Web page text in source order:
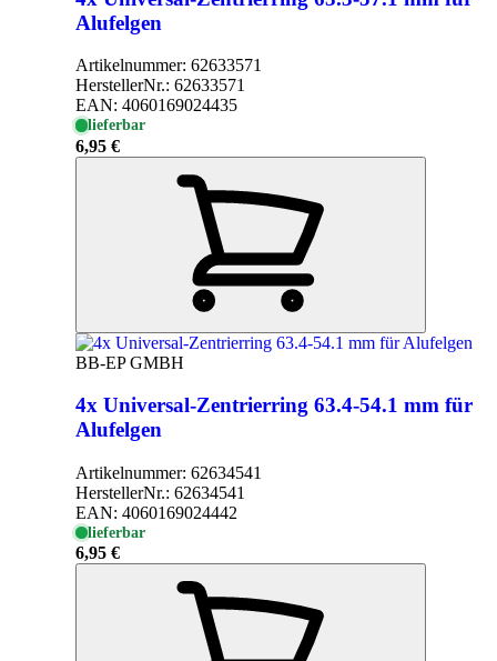
Alufelgen
Artikelnummer: 62633571
HerstellerNr.: 62633571
EAN: 4060169024435
lieferbar
6,95 €
BB-EP GMBH
4x Universal-Zentrierring 63.4-54.1 mm für
Alufelgen
Artikelnummer: 62634541
HerstellerNr.: 62634541
EAN: 4060169024442
lieferbar
6,95 €